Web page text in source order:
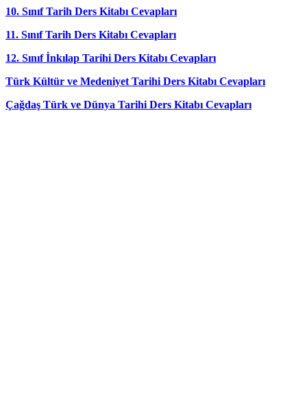
10. Sınıf Tarih Ders Kitabı Cevapları
11. Sınıf Tarih Ders Kitabı Cevapları
12. Sınıf İnkılap Tarihi Ders Kitabı Cevapları
Türk Kültür ve Medeniyet Tarihi Ders Kitabı Cevapları
Çağdaş Türk ve Dünya Tarihi Ders Kitabı Cevapları